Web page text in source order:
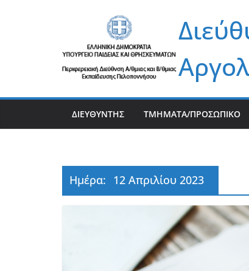
ΔΙΕΥΘΥΝΤΉΣ ΤΜΉΜΑΤΑ/ΠΡΟΣΩΠΙΚΌ
Ημέρα: 12 Απριλίου 2023